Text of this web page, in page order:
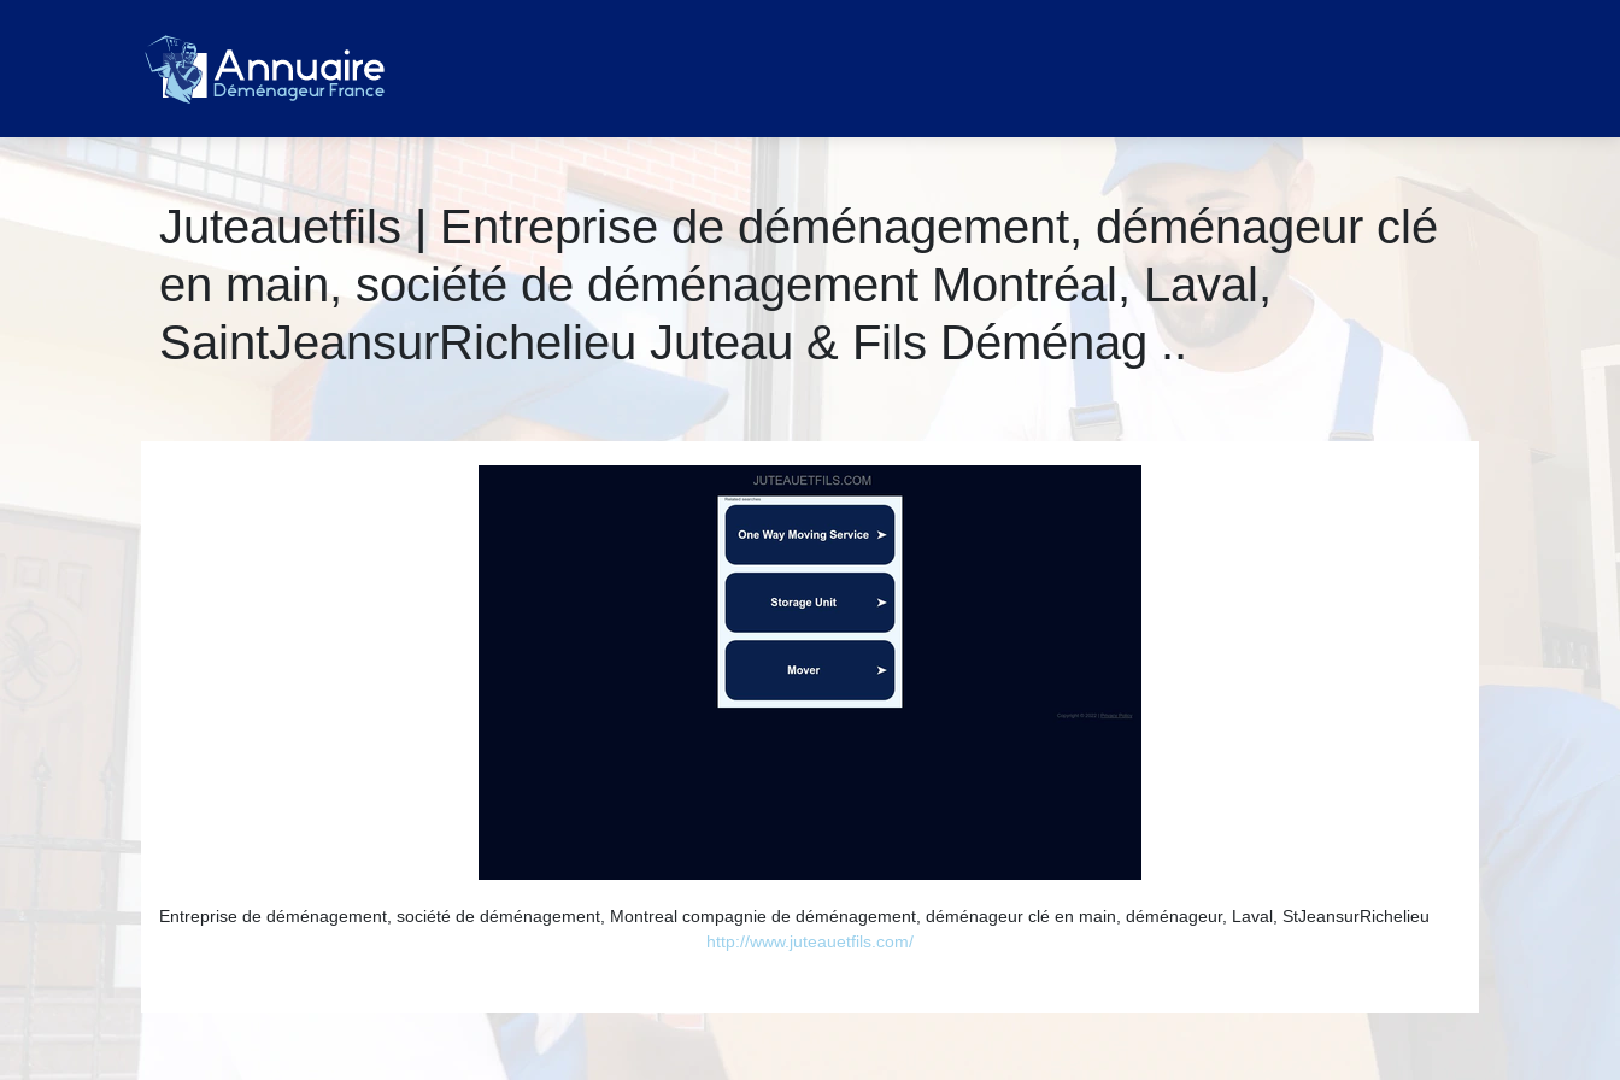
Ju­teauetfils | Entreprise de déménage­ment, déménageur clé
en main, société de déménage­ment Montréal, Laval,
SaintJeansurRichelieu Juteau & Fils Déménag ..
Entreprise de déménagement, société de déménagement, Montreal compagnie de déménagement, déménageur clé en main, déménageur, Laval, StJeansurRichelieu
http://www.juteauetfils.com/